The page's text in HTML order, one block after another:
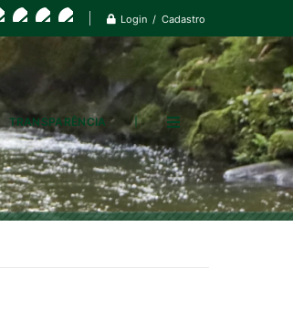
Login / Cadastro
TRANSPARÊNCIA